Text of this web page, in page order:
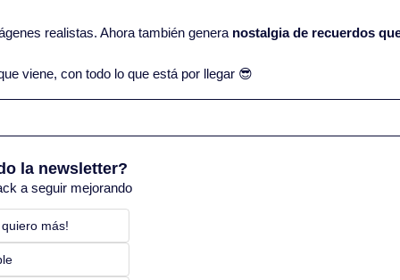
realistas. Ahora también genera nostalgia de recuerdos
viene, con todo lo que está por llegar 😎
la newsletter?
a seguir mejorando
más!